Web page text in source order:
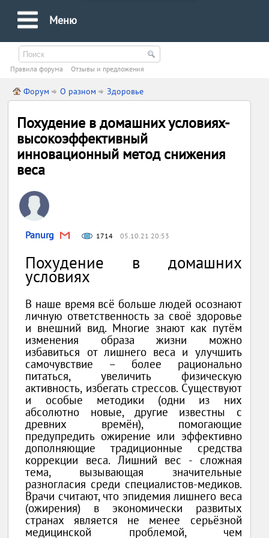
Меню
Правила форума Oтзывы и предложения
Форум О разном Здоровье
Похудение в домашних условиях-
высокоэффективный
инновационный метод снижения
веса
Panurg 1714 05.10.21 20:53
Похудение в домашних
условиях
В наше время всё больше людей осознают
личную ответственность за своё здоровье
и внешний вид. Многие знают как путём
изменения образа жизни можно
избавиться от лишнего веса и улучшить
самочувствие – более рационально
питаться, увеличить физическую
активность, избегать стрессов. Существуют
и особые методики (одни из них
абсолютно новые, другие известны с
древних времён), помогающие
предупредить ожирение или эффективно
дополняющие традиционные средства
коррекции веса. Лишний вес - сложная
тема, вызывающая значительные
разногласия среди специалистов-медиков.
Врачи считают, что эпидемия лишнего веса
(ожирения) в экономически развитых
странах является не менее серьёзной
медицинской проблемой, чем